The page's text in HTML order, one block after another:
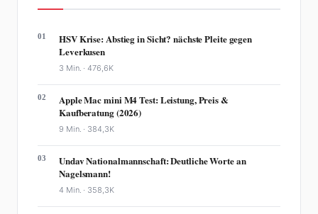
01
HSV Krise: Abstieg in Sicht? nächste Pleite gegen
Leverkusen
3 Min. ·476,6K
02
Apple Mac mini M4 Test: Leistung, Preis &
Kaufberatung (2026)
9 Min. · 384,3K
03
Undav Nationalmannschaft: Deutliche Worte an
Nagelsmann!
4 Min. · 358,3K